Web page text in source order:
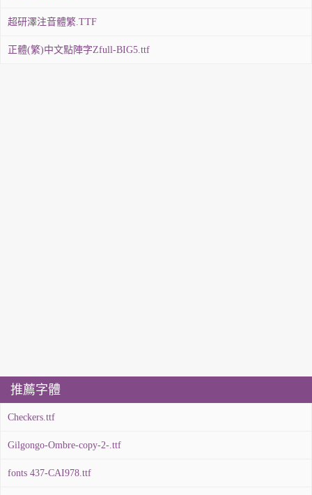
超研澤注音體繁.TTF
正體(繁)中文點陣字Zfull-BIG5.ttf
推薦字體
Checkers.ttf
Gilgongo-Ombre-copy-2-.ttf
fonts 437-CAI978.ttf